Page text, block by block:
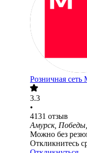
Розничная
3.3
•
4131 отзыв
Амурск,
Можно без
Откликнитесь